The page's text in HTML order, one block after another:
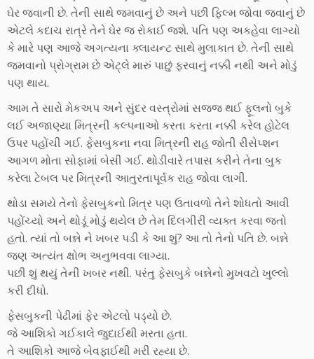
ઘેર જવાની છે. તેની સાથે જમવાનું છે અને પછી ફિલ્મ જોવા જવાનું છે
એટલે કદાચ રાત્રે તેને ઘેર જ રોકાઈ જશે. પતિ પણ અકહેવા લાગ્યો
કે મારે પણ આજે અગત્યના ક્લાયન્ટ સાથે મુલાકાત છે. તેની સાથે
જમવાનો પ્રોગ્રામ છે એટ્લે મારું પાછું ફરવાનું નક્કી નથી અને મોડું
પણ થાય.
આમ તે સારો મેકઅપ અને સુંદર વસ્ત્રોમાં સજ્જ થઈ ફૂલનો બુકે
લઈ અજાણ્યા મિત્રની કલ્પનાઓ કરતા કરતા નક્કી કરેલ હોટેલ
ઉપર પહોંચી ગઈ. ફેસબુકના નવા મિત્રની રાહ જોતી રીસેપ્શન
આગળ મોતા સોફામાં બેસી ગઈ. થોડીવારે તપાસ કરીને તેના બુક
કરેલા ટેબલ પર મિત્રની આતુરતાપૂર્વક રાહ જોવા લાગી.
થોડા સમયે તેનો ફેસબુકનો મિત્ર પણ ઉતાવળો તેને શોધતો આવી
પહોંચ્યો અને થોડૂં મોડું થયેલ છે તેમ દિલગીરી વ્યક્ત કરવા જતો
હતો. ત્યાં તો બન્ને ને ખબર પડી કે આ શું? આ તો તેનો પતિ છે. બન્ને
જણ અત્યંત ક્ષોભ અનુભવવા લાગ્યા.
પછી શું થયું તેની ખબર નથી. પરંતુ ફેસબુકે બન્નેનો મુખવટો ખુલ્લો
કરી દીધો.
ફેસબુકની પેઢીમાં ફેર એટલો પડ્યો છે.
જે આશિકો ગઈકાલે જુદાઈથી મરતા હતા.
તે આશિકો આજે બેવફાઈથી મરી રહ્યા છે.